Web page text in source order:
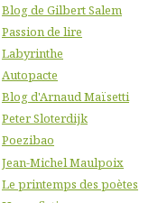
Blog de Gilbert Salem
Passion de lire
Labyrinthe
Autopacte
Blog d'Arnaud Maïsetti
Peter Sloterdijk
Poezibao
Jean-Michel Maulpoix
Le printemps des poètes